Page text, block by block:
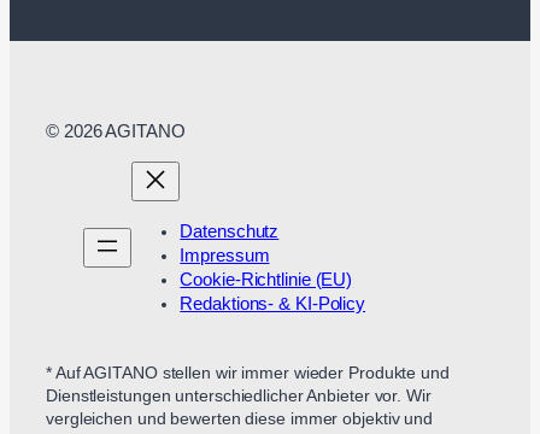
© 2026 AGITANO
Datenschutz
Impressum
Cookie-Richtlinie (EU)
Redaktions- & KI-Policy
* Auf AGITANO stellen wir immer wieder Produkte und
Dienstleistungen unterschiedlicher Anbieter vor. Wir
vergleichen und bewerten diese immer objektiv und